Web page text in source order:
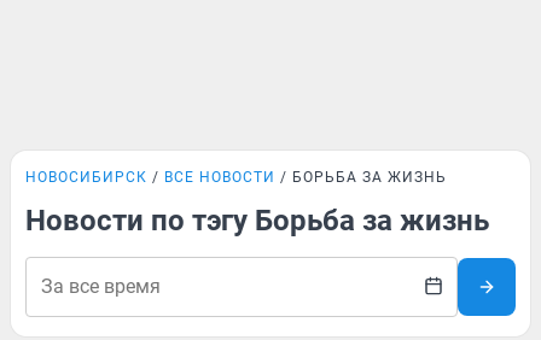
НОВОСИБИРСК ВСЕ НОВОСТИ БОРЬБА ЗА ЖИЗНЬ
Новости по тэгу Борьба за жизнь